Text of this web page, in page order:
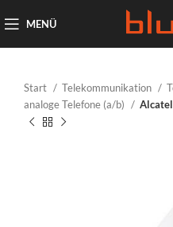
MENÜ
Start Telekommunikation
analoge Telefone (a/b)